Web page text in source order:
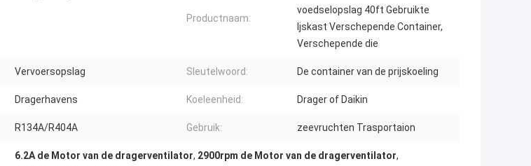
Productnaam:
voedselopslag 40ft Gebruikte
Ijskast Verschepende Container,
Verschepende die
Vervoersopslag Sleutelwoord: De container van de prijskoeling
Dragerhavens Koeleenheid: Drager of Daikin
R134A/R404A Gebruik: zeevruchten Trasportaion
6.2A de Motor van de dragerventilator, 2900rpm de Motor van de dragerventilator,